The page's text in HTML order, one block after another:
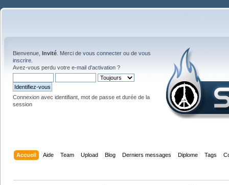
Bienvenue, Invité . Merci de vous connecter ou de vous
inscrire
Avez-vous perdu votre e-mail d'activation ?
Connexion avec identifiant, mot de passe et durée de la
session
Accueil Aide Team Upload Blog Derniers messages Diplome Tags